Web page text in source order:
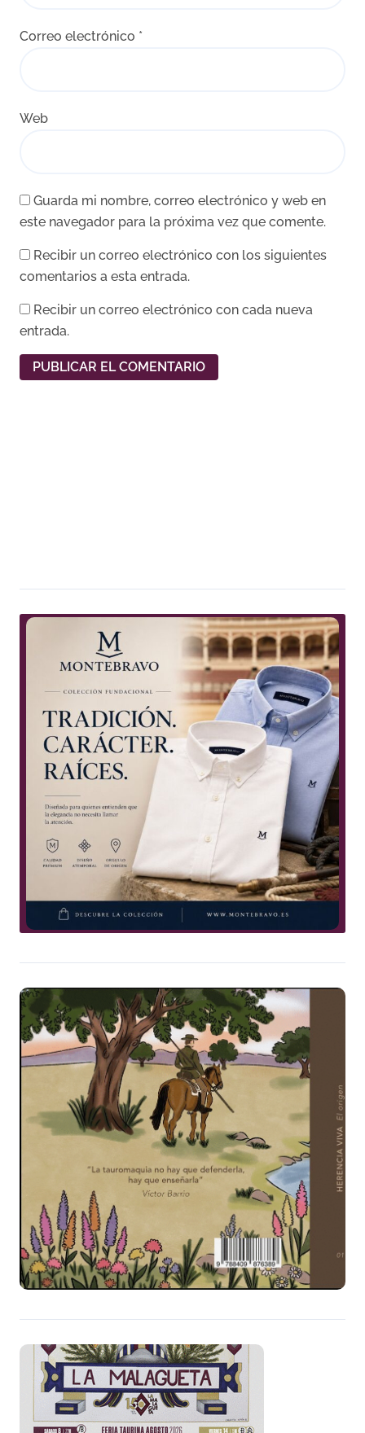
Correo electrónico *
Web
Guarda mi nombre, correo electrónico y web en
este navegador para la próxima vez que comente.
Recibir un correo electrónico con los siguientes
comentarios a esta entrada.
Recibir un correo electrónico con cada nueva
entrada.